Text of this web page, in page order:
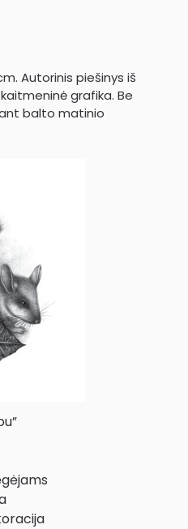
Autorinis piešinys iš
grafika. Be
balto matinio